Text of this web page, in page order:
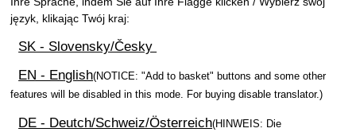
język, klikając Twój kraj:
SK - Slovensky/Česky
EN - English(NOTICE: "Add to basket" buttons and some other
features will be disabled in this mode. For buying disable translator.)
DE - Deutch/Schweiz/Österreich(HINWEIS: Die